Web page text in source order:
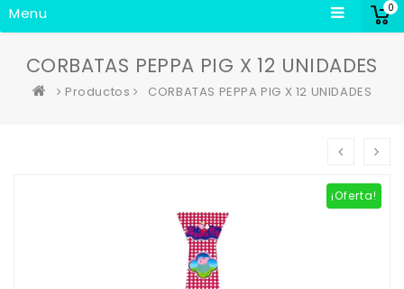
0
Menu
CORBATAS PEPPA PIG X 12 UNIDADES
Productos CORBATAS PEPPA PIG X 12 UNIDADES
¡Oferta!